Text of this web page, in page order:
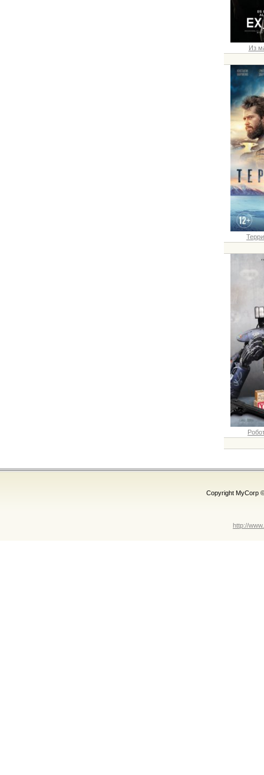
Из
Copyright MyCorp
http://